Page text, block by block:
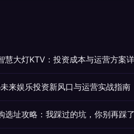
慧大灯KTV：投资成本与运营方案
来娱乐投资新风口与运营实战指南
选址攻略：我踩过的坑，你别再踩